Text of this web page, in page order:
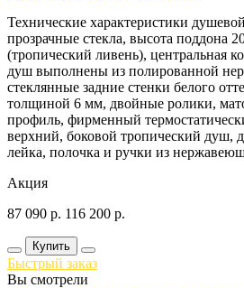
Технические характеристики
прозрачные стекла, высота поддона
(тропический ливень), центральная
душ выполнены из полированной
стеклянные задние стенки белого
толщиной 6 мм, двойные ролики,
профиль, фирменный
верхний, боковой тропический душ,
лейка, полочка и ручки из
Акция
87 090 р. 116 200 р.
Купить
Быстрый заказ
Вы смотрели